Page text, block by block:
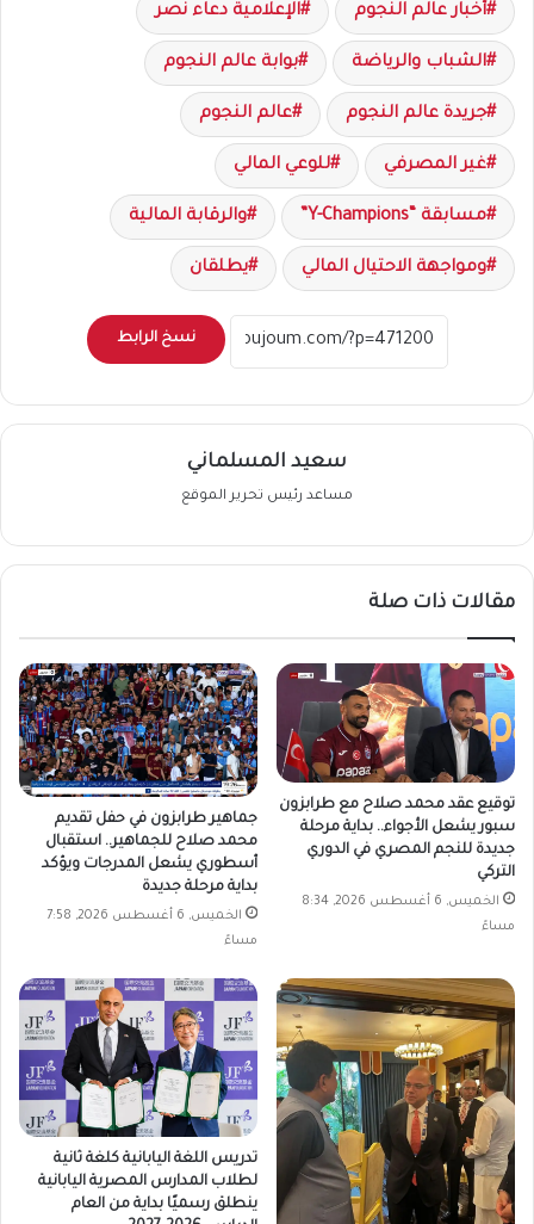
أخبار عالم النجوم الإعلامية دعاء نصر
الشباب والرياضة بوابة عالم النجوم
جريدة عالم النجوم عالم النجوم
غير المصرفي للوعي المالي
مسابقة “Y-Champions” والرقابة المالية
ومواجهة الاحتيال المالي يطلقان
نسخ الرابط
سعيد المسلماني
مساعد رئيس تحرير الموقع
مقالات ذات صلة
توقيع عقد محمد صلاح مع طرابزون
سبور يشعل الأجواء.. بداية مرحلة
جديدة للنجم المصري في الدوري
التركي
الخميس, 6 أغسطس 2026, 8:34
مساءً
جماهير طرابزون في حفل تقديم
محمد صلاح للجماهير.. استقبال
أسطوري يشعل المدرجات ويؤكد
بداية مرحلة جديدة
الخميس, 6 أغسطس 2026, 7:58
مساءً
تدريس اللغة اليابانية كلغة ثانية
لطلاب المدارس المصرية اليابانية
ينطلق رسميًا بداية من العام